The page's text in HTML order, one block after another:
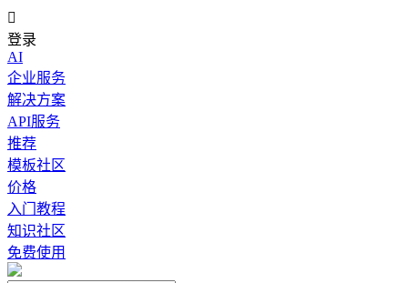

登录
AI
企业服务
解决方案
API服务
推荐
模板社区
价格
入门教程
知识社区
免费使用